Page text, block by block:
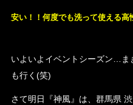
安い！！何度でも洗って使える高
いよいよイベントシーズン…ま
も行く(笑)
さて明日『神風』は、群馬県